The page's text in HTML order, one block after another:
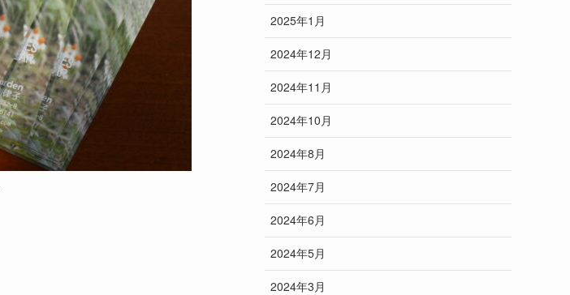
2025年1月
2024年12月
2024年11月
2024年10月
2024年8月
2024年7月
2024年6月
2024年5月
2024年3月